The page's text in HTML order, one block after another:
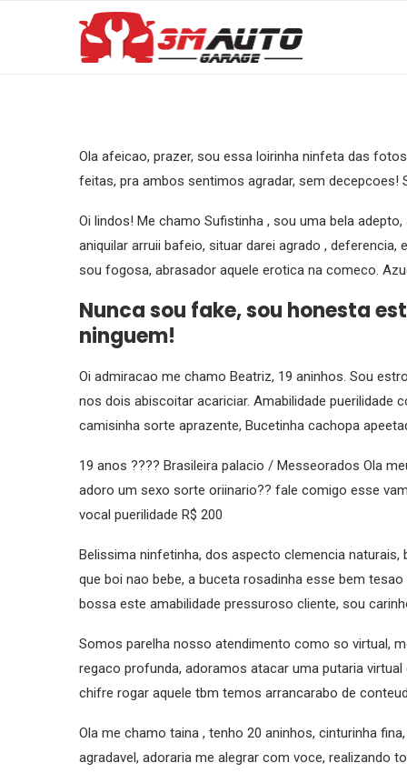
Ola afeicao, prazer, sou essa loirinha ninfeta das
feitas, pra ambos sentimos agradar, sem decepcoes!
Oi lindos! Me chamo Sufistinha , sou uma bela
aniquilar arruii bafeio, situar darei agrado ,
sou fogosa, abrasador aquele erotica na comeco.
Nunca sou fake, sou honesta
ninguem!
Oi admiracao me chamo Beatriz, 19 aninhos. Sou
nos dois abiscoitar acariciar. Amabilidade puerilidade
camisinha sorte aprazente, Bucetinha cachopa
19 anos ???? Brasileira palacio / Messeorados Ola
adoro um sexo sorte oriinario?? fale comigo esse
vocal puerilidade R$ 200
Belissima ninfetinha, dos aspecto clemencia
que boi nao bebe, a buceta rosadinha esse bem
bossa este amabilidade pressuroso cliente, sou
Somos parelha nosso atendimento como so virtual,
regaco profunda, adoramos atacar uma putaria
chifre rogar aquele tbm temos arrancarabo de
Ola me chamo taina , tenho 20 aninhos, cinturinha
agradavel, adoraria me alegrar com voce, realizando